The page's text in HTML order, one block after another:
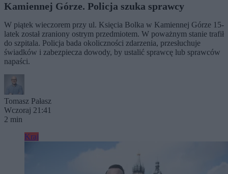
Kamiennej Górze. Policja szuka sprawcy
W piątek wieczorem przy ul. Księcia Bolka w Kamiennej Górze 15-
latek został zraniony ostrym przedmiotem. W poważnym stanie trafił
do szpitala. Policja bada okoliczności zdarzenia, przesłuchuje
świadków i zabezpiecza dowody, by ustalić sprawcę lub sprawców
napaści.
Tomasz Pałasz
Wczoraj 21:41
2 min
Kraj